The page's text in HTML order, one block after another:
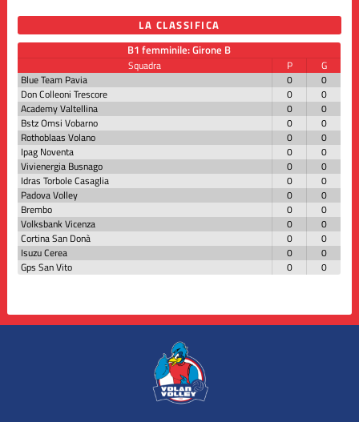
LA CLASSIFICA
B1 femminile: Girone B
Squadra P
G
Blue Team Pavia
0
0
Don Colleoni Trescore
0
0
Academy Valtellina
0
0
Bstz Omsi Vobarno
0
0
Rothoblaas Volano
0
0
Ipag Noventa
0
0
Vivienergia Busnago
0
0
Idras Torbole Casaglia
0
0
Padova Volley
0
0
Brembo
0
0
Volksbank Vicenza
0
0
Cortina San Donà
0
0
Isuzu Cerea
0
0
Gps San Vito
0 0